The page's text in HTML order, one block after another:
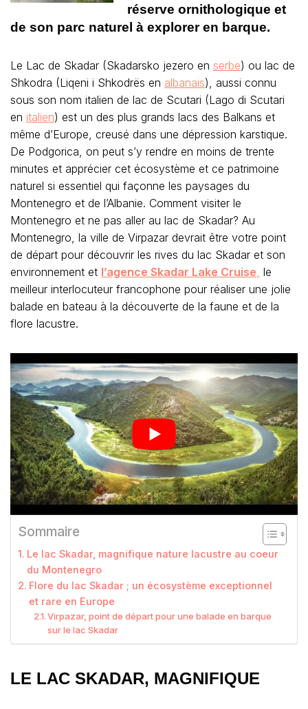
réserve ornithologique et
de son parc naturel à explorer en barque.
Le Lac de Skadar (Skadarsko jezero en serbe) ou lac de
Shkodra (Liqeni i Shkodrës en albanais), aussi connu
sous son nom italien de lac de Scutari (Lago di Scutari
en italien) est un des plus grands lacs des Balkans et
même d’Europe, creusé dans une dépression karstique.
De Podgorica, on peut s’y rendre en moins de trente
minutes et apprécier cet écosystème et ce patrimoine
naturel si essentiel qui façonne les paysages du
Montenegro et de l’Albanie. Comment visiter le
Montenegro et ne pas aller au lac de Skadar? Au
Montenegro, la ville de Virpazar devrait être votre point
de départ pour découvrir les rives du lac Skadar et son
environnement et l’agence Skadar Lake Cruise, le
meilleur interlocuteur francophone pour réaliser une jolie
balade en bateau à la découverte de la faune et de la
flore lacustre.
Sommaire
Le lac Skadar, magnifique nature lacustre au coeur
du Montenegro
Flore du lac Skadar ; un écosystème exceptionnel
et rare en Europe
Virpazar, point de départ pour une balade en barque
sur le lac Skadar
LE LAC SKADAR, MAGNIFIQUE